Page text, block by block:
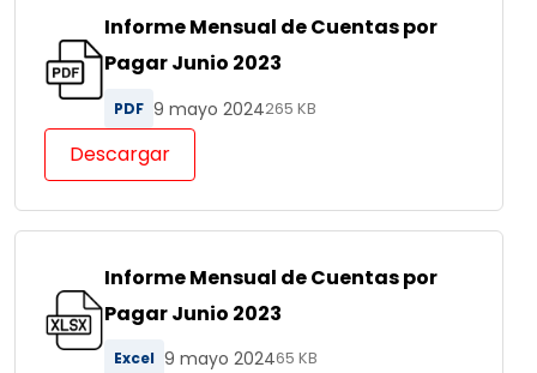
Informe Mensual de Cuentas por
Pagar Junio 2023
PDF 9 mayo 2024265 KB
Descargar
Informe Mensual de Cuentas por
Pagar Junio 2023
Excel 9 mayo 202465 KB